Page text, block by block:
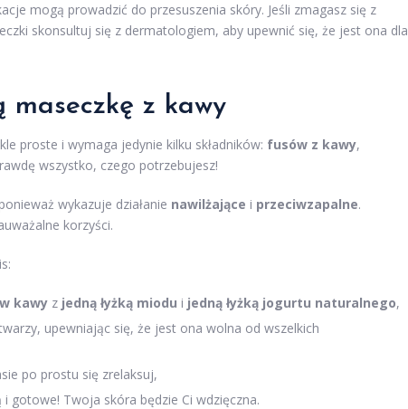
mogą prowadzić do przesuszenia skóry. Jeśli zmagasz się z
skonsultuj się z dermatologiem, aby upewnić się, że jest ona dla
maseczkę z kawy
proste i wymaga jedynie kilku składników: fusów z kawy,
wszystko, czego potrzebujesz!
wykazuje działanie nawilżające i przeciwzapalne.
korzyści.
kawy z jedną łyżką miodu i jedną łyżką jogurtu naturalnego,
upewniając się, że jest ona wolna od wszelkich
po prostu się zrelaksuj,
gotowe! Twoja skóra będzie Ci wdzięczna.